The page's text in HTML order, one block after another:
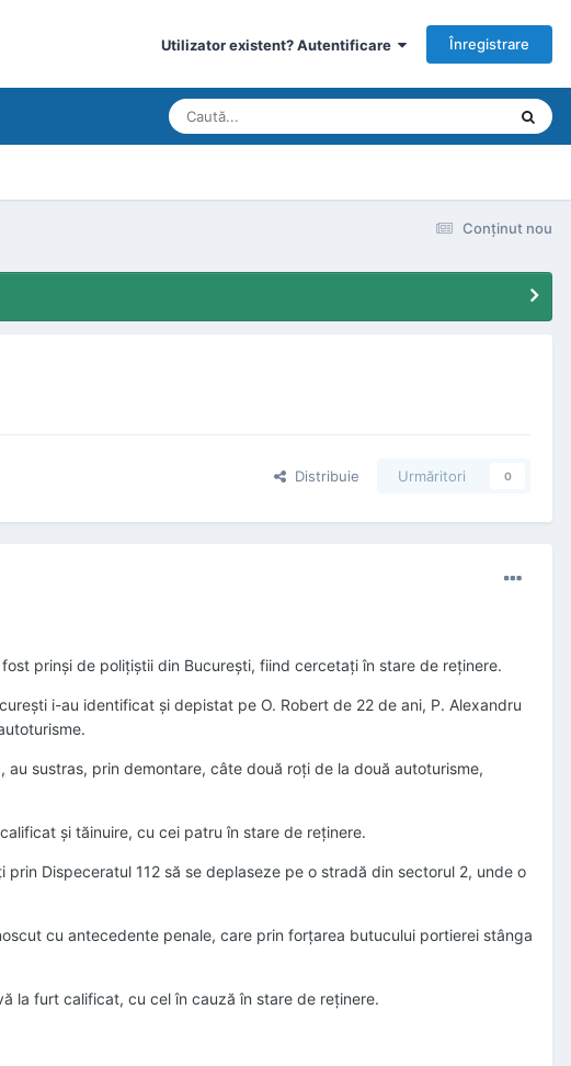
Utilizator existent? Autentificare Înregistrare
Conţinut nou
Distribuie Urmăritori 0
prinşi de poliţiştii din Bucureşti, fiind cercetaţi în stare de reţinere.
i-au identificat şi depistat pe O. Robert de 22 de ani, P. Alexandru
au sustras, prin demontare, câte două roţi de la două autoturisme,
şi tăinuire, cu cei patru în stare de reţinere.
Dispeceratul 112 să se deplaseze pe o stradă din sectorul 2, unde o
cu antecedente penale, care prin forţarea butucului portierei stânga
la furt calificat, cu cel în cauză în stare de reţinere.